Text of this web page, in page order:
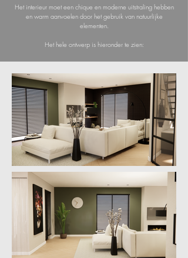
Het interieur moet een chique en moderne uitstraling hebben
en warm aanvoelen door het gebruik van natuurlijke
elementen.
Het hele ontwerp is hieronder te zien: